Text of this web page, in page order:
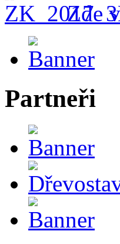
Zde
Partneři